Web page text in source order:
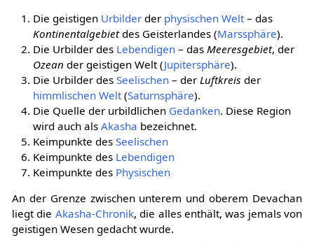
Die geistigen Urbilderder physischen Welt– das
Kontinentalgebietdes Geisterlandes (Marssphäre).
Die Urbilder des Lebendigen– das Meeresgebiet, der
Ozean der geistigen Welt (Jupitersphäre).
Die Urbilder des Seelischen– der Luftkreis der
himmlischen Welt(Saturnsphäre).
Die Quelle der urbildlichen Gedanken. Diese Region
wird auch als Akasha bezeichnet.
Keimpunkte des Seelischen
Keimpunkte des Lebendigen
Keimpunkte des Physischen
An der Grenze zwischen unterem und oberem Devachan
liegt die Akasha-Chronik, die alles enthält, was jemals von
geistigen Wesen gedacht wurde.